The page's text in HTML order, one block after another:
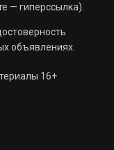
— гиперссылка).
объявлениях.
16+